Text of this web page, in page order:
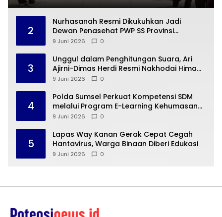
2
Nurhasanah Resmi Dikukuhkan Jadi
Dewan Penasehat PWP SS Provinsi
Lampung
9 Juni 2026 0
3
Unggul dalam Penghitungan Suara, Ari
Ajirni-Dimas Herdi Resmi Nakhodai Hima
Elektro STTN Lampung
9 Juni 2026 0
4
Polda Sumsel Perkuat Kompetensi SDM
melalui Program E-Learning Kehumasan
Polri
9 Juni 2026 0
5
Lapas Way Kanan Gerak Cepat Cegah
Hantavirus, Warga Binaan Diberi Edukasi
9 Juni 2026 0